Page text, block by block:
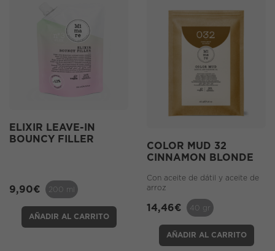
ELIXIR LEAVE-IN
BOUNCY FILLER
9,90€ 200 ml
AÑADIR AL CARRITO
COLOR MUD 32
CINNAMON BLONDE
Con aceite de dátil y aceite de
arroz
14,46€ 40 gr
AÑADIR AL CARRITO